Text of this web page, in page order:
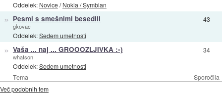
Tema Sporočila
Oddelek: Novice/Nokia / Symbian
» Pesmi s smešnimi besedili
gkovac
Oddelek:Sedem umetnosti
43
» Vaša ... naj ... GROOOZLJIVKA :-)
whatson
Oddelek:Sedem umetnosti
34
Več podobnih tem